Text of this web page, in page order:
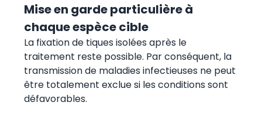
Mise en garde particulière à
chaque espèce cible
La fixation de tiques isolées après le
traitement reste possible. Par conséquent, la
transmission de maladies infectieuses ne peut
être totalement exclue si les conditions sont
défavorables.